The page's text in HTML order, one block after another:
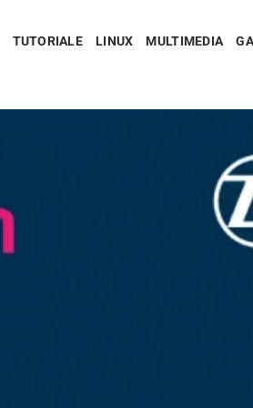
TUTORIALE LINUX MULTIMEDIA